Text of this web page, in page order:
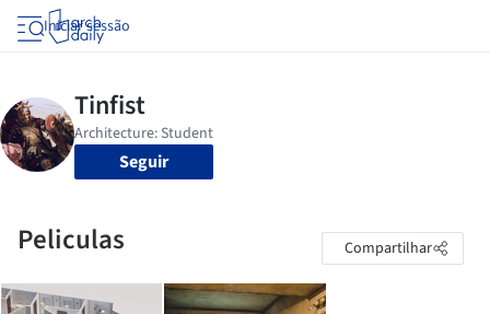
Iniciar sessão
Seguir
Peliculas Compartilhar